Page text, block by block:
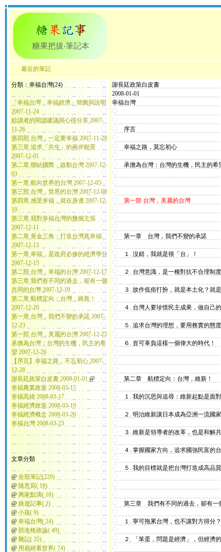
糖果把拔‧筆記本
最近的筆記
分類：幸福台灣(24)
「幸福台灣．幸福經濟」簡圖與說明
2007-11-24
給讀者的閱讀建議與心得分享 2007-
11-26
第四部 台灣，一定要幸福 2007-11-29
第三章 追求「共生」的兩岸願景
2007-12-01
第二章 聯結國際，啟動台灣 2007-12-
03
第一章 航向世界的台灣 2007-12-05
第三部 台灣，世界的台灣 2007-12-08
第四章 感受幸福，就在身邊 2007-12-
10
第三章 我對幸福台灣的幾個主張
2007-12-11
第二章 黃金三角：打造台灣真幸福
2007-12-13
第一章 幸福，是政府必修的經濟學分
2007-12-15
第二部 台灣，幸福的台灣 2007-12-17
第三章 我們有不同的過去，卻有一個
共同的台灣 2007-12-19
第二章 航標定向：台灣，維新！
2007-12-20
第一章 台灣，我們不變的承諾 2007-
12-23
第一部 台灣，美麗的台灣 2007-12-25
承擔為台灣：台灣的生機，民主的希
望 2007-12-26
【序言】幸福之路，不忘初心 2007-
12-28
謝長廷政策白皮書 2008-01-01 @
幸福農業政策 2008-03-15
幸福高雄 2008-03-17
幸福經濟政策 2008-03-19
幸福經濟概念 2008-03-20
幸福台灣 2008-03-23
文章分類
@ 全部筆記(229)
@ 隨意寫( 18)
@ 興家點滴( 18)
@ 旅遊記事( 2)
@ 小孩( 9)
@ 幸福台灣( 24)
@ 部洛格政論( 49)
@ 雜記( 35)
@ 用易經看世界( 74)
謝長廷政策白皮書
2008-01-01
幸福台灣
序言
幸福之路，莫忘初心
承擔為台灣：台灣的生機，民主的希
第一部 台灣，美麗的台灣
第一章 台灣，我們不變的承諾
１. 沒錯，我就是很「台」！
２. 台灣意識，是一種對抗不合理制
３. 故作低俗打扮，就是本土化？就
４. 台灣人要珍惜民主成果，做自己
５. 追求台灣的理想，要用務實的態度
６. 豈可辜負這樣一個偉大的時代！
第二章 航標定向：台灣，維新！
１. 我的沉思與追尋：維新起點是面
２. 明治維新讓日本成為亞洲一流國家
３. 維新是領導者的改革，也是和解
４. 掌握國家方向，追求國強民富的
５. 我的目標就是把台灣打造成高品
第三章 我們有不同的過去，卻有一
１. 寧可拖累台灣，也不讓對方得分？
２. 「笨蛋，問題是經濟」，但經濟